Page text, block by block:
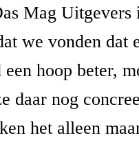
Mag Uitgevers
we vonden dat
een hoop beter,
daar nog
het alleen